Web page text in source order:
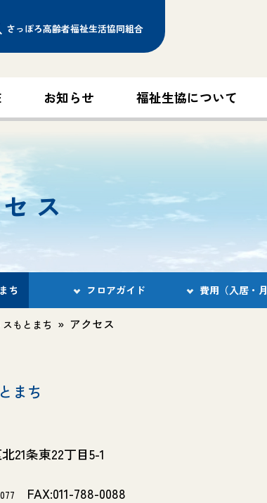
さっぽろ高齢者福祉生活協同組合
お知らせ 福祉生協について
ス
ち フロアガイド 費用（入居・月
スもとまち » アクセス
まち
21条東22丁目5-1
FAX:011-788-0088